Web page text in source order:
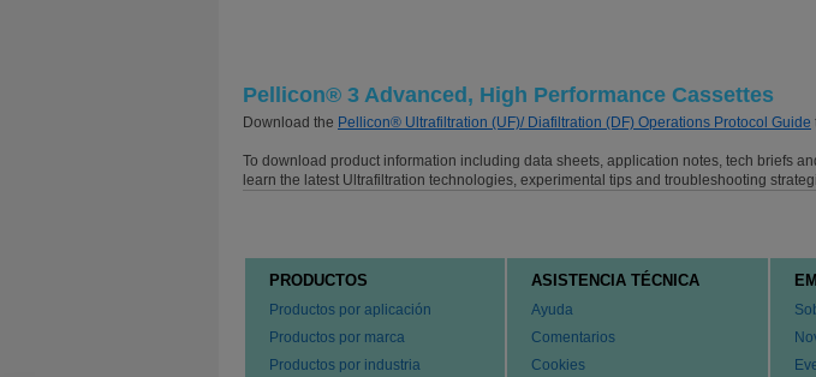
Pellicon® 3 Advanced, High Performance Cassettes
Download the Pellicon® Ultrafiltration (UF)/ Diafiltration (DF) Operations Protocol Guide
To download product information including data sheets, application notes, tech briefs
learn the latest Ultrafiltration technologies, experimental tips and troubleshooting
PRODUCTOS
Productos por aplicación
Productos por marca
Productos por industria
ASISTENCIA TÉCNICA
Ayuda
Comentarios
Cookies